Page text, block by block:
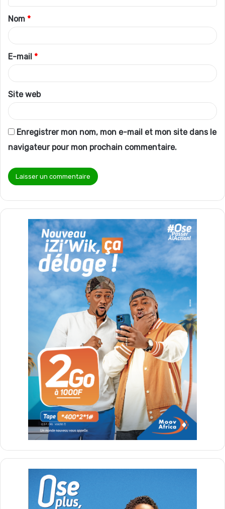
t
a
i
r
e
*
Nom *
E-mail *
Site web
Enregistrer mon nom, mon e-mail et mon site dans le
navigateur pour mon prochain commentaire.